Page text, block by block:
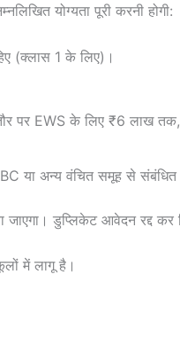
योग्यता पूरी करनी होगी:
(क्लास 1 के लिए)।
पर EWS के लिए ₹6 लाख
या अन्य वंचित समूह से
डुप्लिकेट आवेदन रद्द कर
में लागू है।